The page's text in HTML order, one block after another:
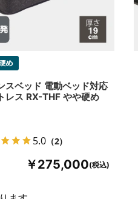
スベッド 電動ベッド対応
レス RX-THF やや硬め
5.0（2）
￥275,000